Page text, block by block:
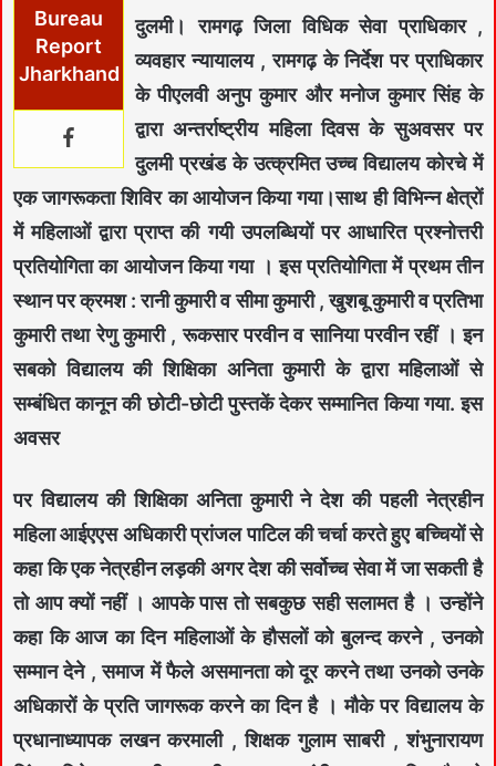
Bureau
Report
Jharkhand
दुलमी। रामगढ़ जिला विधिक सेवा प्राधिकार ,
व्यवहार न्यायालय , रामगढ़ के निर्देश पर प्राधिकार
के पीएलवी अनुप कुमार और मनोज कुमार सिंह के
द्वारा अन्तर्राष्ट्रीय महिला दिवस के सुअवसर पर
दुलमी प्रखंड के उत्क्रमित उच्च विद्यालय कोरचे में
एक जागरूकता शिविर का आयोजन किया गया।साथ ही विभिन्न क्षेत्रों
में महिलाओं द्वारा प्राप्त की गयी उपलब्धियों पर आधारित प्रश्नोत्तरी
प्रतियोगिता का आयोजन किया गया । इस प्रतियोगिता में प्रथम तीन
स्थान पर क्रमश : रानी कुमारी व सीमा कुमारी , खुशबू कुमारी व प्रतिभा
कुमारी तथा रेणु कुमारी , रूकसार परवीन व सानिया परवीन रहीं । इन
सबको विद्यालय की शिक्षिका अनिता कुमारी के द्वारा महिलाओं से
सम्बंधित कानून की छोटी-छोटी पुस्तकें देकर सम्मानित किया गया. इस
अवसर
पर विद्यालय की शिक्षिका अनिता कुमारी ने देश की पहली नेत्रहीन
महिला आईएएस अधिकारी प्रांजल पाटिल की चर्चा करते हुए बच्चियों से
कहा कि एक नेत्रहीन लड़की अगर देश की सर्वोच्च सेवा में जा सकती है
तो आप क्यों नहीं । आपके पास तो सबकुछ सही सलामत है । उन्होंने
कहा कि आज का दिन महिलाओं के हौसलों को बुलन्द करने , उनको
सम्मान देने , समाज में फैले असमानता को दूर करने तथा उनको उनके
अधिकारों के प्रति जागरूक करने का दिन है । मौके पर विद्यालय के
प्रधानाध्यापक लखन करमाली , शिक्षक गुलाम साबरी , शंभुनारायण